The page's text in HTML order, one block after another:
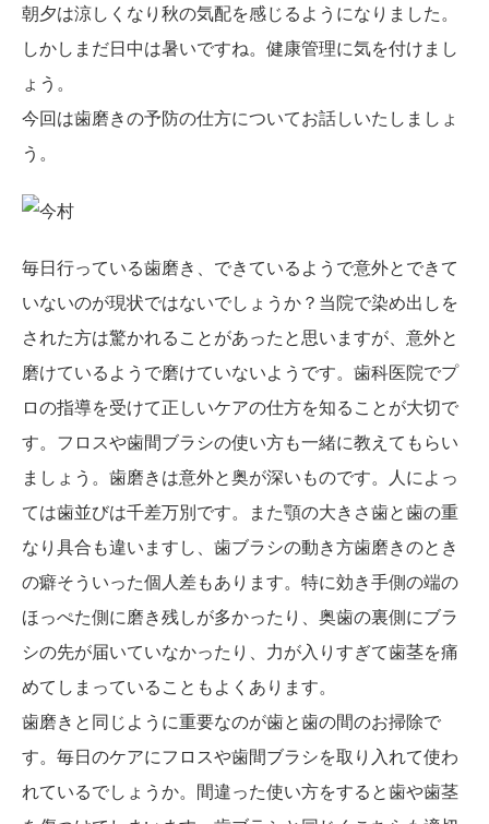
朝夕は涼しくなり秋の気配を感じるようになりました。
しかしまだ日中は暑いですね。健康管理に気を付けまし
ょう。
今回は歯磨きの予防の仕方についてお話しいたしましょ
う。
毎日行っている歯磨き、できているようで意外とできて
いないのが現状ではないでしょうか？当院で染め出しを
された方は驚かれることがあったと思いますが、意外と
磨けているようで磨けていないようです。歯科医院でプ
ロの指導を受けて正しいケアの仕方を知ることが大切で
す。フロスや歯間ブラシの使い方も一緒に教えてもらい
ましょう。歯磨きは意外と奥が深いものです。人によっ
ては歯並びは千差万別です。また顎の大きさ歯と歯の重
なり具合も違いますし、歯ブラシの動き方歯磨きのとき
の癖そういった個人差もあります。特に効き手側の端の
ほっぺた側に磨き残しが多かったり、奥歯の裏側にブラ
シの先が届いていなかったり、力が入りすぎて歯茎を痛
めてしまっていることもよくあります。
歯磨きと同じように重要なのが歯と歯の間のお掃除で
す。毎日のケアにフロスや歯間ブラシを取り入れて使わ
れているでしょうか。間違った使い方をすると歯や歯茎